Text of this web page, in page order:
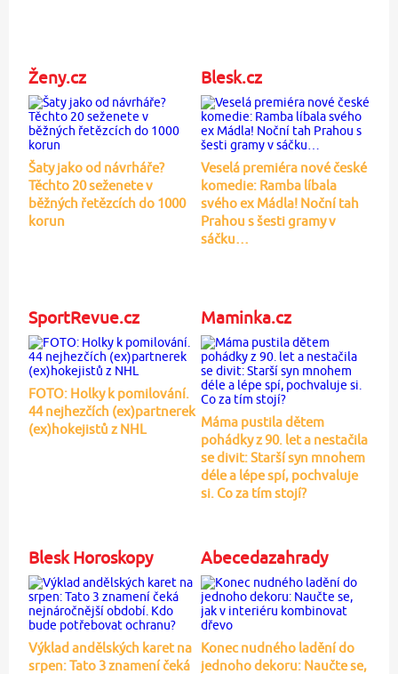
Ženy.cz
Šaty jako od návrháře?
Těchto 20 seženete v
běžných řetězcích do 1000
korun
Blesk.cz
Veselá premiéra nové české
komedie: Ramba líbala
svého ex Mádla! Noční tah
Prahou s šesti gramy v
sáčku…
SportRevue.cz
FOTO: Holky k pomilování.
44 nejhezčích (ex)partnerek
(ex)hokejistů z NHL
Maminka.cz
Máma pustila dětem
pohádky z 90. let a nestačila
se divit: Starší syn mnohem
déle a lépe spí, pochvaluje
si. Co za tím stojí?
Blesk Horoskopy
Výklad andělských karet na
srpen: Tato 3 znamení čeká
Abecedazahrady
Konec nudného ladění do
jednoho dekoru: Naučte se,